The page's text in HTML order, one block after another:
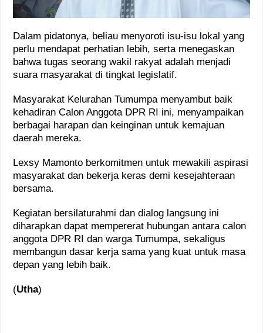
Dalam pidatonya, beliau menyoroti isu-isu lokal yang
perlu mendapat perhatian lebih, serta menegaskan
bahwa tugas seorang wakil rakyat adalah menjadi
suara masyarakat di tingkat legislatif.
Masyarakat Kelurahan Tumumpa menyambut baik
kehadiran Calon Anggota DPR RI ini, menyampaikan
berbagai harapan dan keinginan untuk kemajuan
daerah mereka.
Lexsy Mamonto berkomitmen untuk mewakili aspirasi
masyarakat dan bekerja keras demi kesejahteraan
bersama.
Kegiatan bersilaturahmi dan dialog langsung ini
diharapkan dapat mempererat hubungan antara calon
anggota DPR RI dan warga Tumumpa, sekaligus
membangun dasar kerja sama yang kuat untuk masa
depan yang lebih baik.
(Utha)